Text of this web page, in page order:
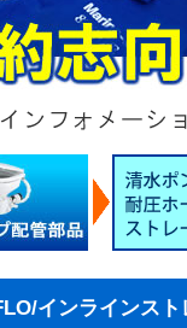
インラインス